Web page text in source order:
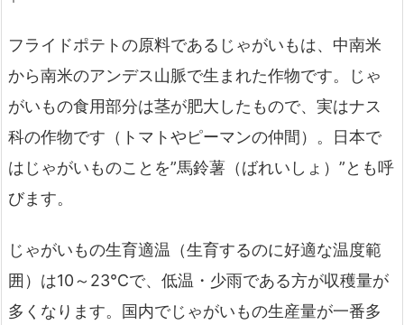
フライドポテトの原料であるじゃがいもは、中南米
から南米のアンデス山脈で生まれた作物です。じゃ
がいもの食用部分は茎が肥大したもので、実はナス
科の作物です（トマトやピーマンの仲間）。日本で
はじゃがいものことを”馬鈴薯（ばれいしょ）”とも呼
びます。
じゃがいもの生育適温（生育するのに好適な温度範
囲）は10～23℃で、低温・少雨である方が収穫量が
多くなります。国内でじゃがいもの生産量が一番多